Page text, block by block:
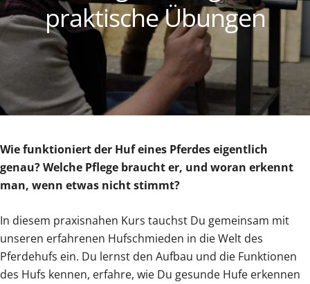
praktische Übungen
Wie funktioniert der Huf eines Pferdes eigentlich
genau? Welche Pflege braucht er, und woran erkennt
man, wenn etwas nicht stimmt?
In diesem praxisnahen Kurs tauchst Du gemeinsam mit
unseren erfahrenen Hufschmieden in die Welt des
Pferdehufs ein. Du lernst den Aufbau und die Funktionen
des Hufs kennen, erfahre, wie Du gesunde Hufe erkennen